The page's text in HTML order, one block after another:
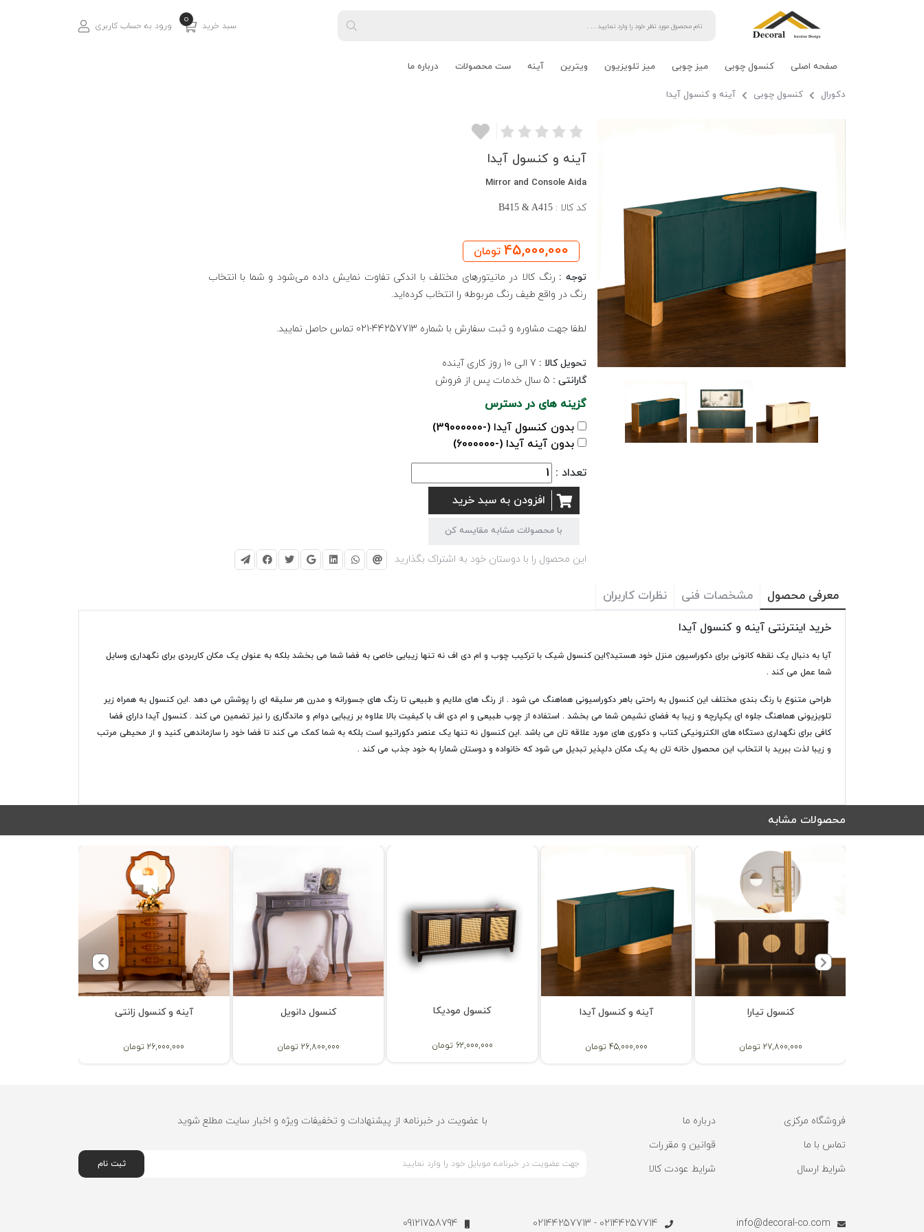
سبد خرید 0 ورود به حساب کاربری
صفحه اصلی کنسول چوبی میز چوبی میز تلویزیون ویترین آینه ست محصولات درباره ما
دکورال کنسول چوبی آینه و کنسول آیدا
آینه و کنسول آیدا
Mirror and Console Aida
کد کالا :B415 & A415
45,000,000 تومان
توجه : رنگ کالا در مانیتورهای مختلف با اندکی تفاوت نمایش داده می‌شود و شما با انتخاب
رنگ در واقع طیف رنگ مربوطه را انتخاب کرده‌اید.
لطفا جهت مشاوره و ثبت سفارش با شماره 44257713-021 تماس حاصل نمایید.
تحویل کالا :
گارانتی :
گزینه های در دسترس
بدون کنسول آیدا (-39000000)
بدون آینه آیدا (-6000000)
تعداد :
افزودن به سبد خرید
با محصولات مشابه مقایسه کن
این محصول را با دوستان خود به اشتراک بگذارید
معرفی محصول مشخصات فنی نظرات کاربران
خرید اینترنتی آینه و کنسول آیدا
آیا به دنبال یک نقطه کانونی برای دکوراسیون منزل خود هستید؟این کنسول شیک با ترکیب چوب و ام دی اف نه تنها زیبایی خاصی به فضا شما می بخشد بلکه به عنوان یک مکان کاربردی برای نگهداری وسایل
شما عمل می کند .
طراحی متنوع با رنگ بندی مختلف این کنسول به راحتی باهر دکوراسیونی هماهنگ می شود . از رنگ های ملایم و طبیعی تا رنگ های جسورانه و مدرن هر سلیقه ای را پوشش می دهد .این کنسول به همراه زیر
تلویزیونی هماهنگ جلوه ای یکپارچه و زیبا به فضای نشیمن شما می بخشد . استفاده از چوب طبیعی و ام دی اف با کیفیت بالا علاوه بر زیبایی دوام و ماندگاری را نیز تضمین می کند . کنسول آیدا دارای فضا
کافی برای نگهداری دستگاه های الکترونیکی کتاب و دکوری های مورد علاقه تان می باشد .این کنسول نه تنها یک عنصر دکوراتیو است بلکه به شما کمک می کند تا فضا خود را سازماندهی کنید و از محیطی مرتب
و زیبا لذت ببرید با انتخاب این محصول خانه تان به یک مکان دلپذیر تبدیل می شود که خانواده و دوستان شمارا به خود جذب می کند .
محصولات مشابه
آینه و کنسول زانتی
26,000,000 تومان
کنسول دانویل
26,800,000 تومان
کنسول مودیکا
62,000,000 تومان
آینه و کنسول آیدا
45,000,000 تومان
کنسول تیارا
27,800,000 تومان
فروشگاه مرکزی
درباره ما
تماس با ما
قوانین و مقررات
شرایط ارسال
شرایط عودت کالا
با عضویت در خبرنامه از پیشنهادات و تخفیفات ویژه و اخبار سایت مطلع شوید
ثبت نام
info@decoral-co.com
02144257714 - 02144257713
09121758794